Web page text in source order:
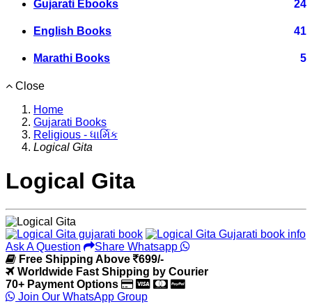
Gujarati Ebooks 24
English Books 41
Marathi Books 5
Close
Home
Gujarati Books
Religious - ધાર્મિક
Logical Gita
Logical Gita
Ask A Question
Share Whatsapp
Free Shipping Above
699/-
Worldwide Fast Shipping by Courier
70+ Payment Options
Join Our WhatsApp Group